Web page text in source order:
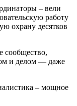
– вели
работу
охрану десятков
сообщество,
и делом — даже
– мощное